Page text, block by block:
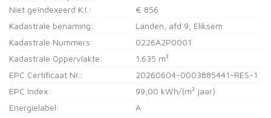
Niet geïndexeerd K.I.:
€ 856
Kadastrale benaming:
Landen, afd 9, Eliksem
Kadastrale Nummers:
0226A2P0001
Kadastrale Oppervlakte:
1.635 m²
EPC Certificaat Nr.:
20260604-0003885441-RES-1
EPC Index:
99,00 kWh/(m² jaar)
Energielabel:
A